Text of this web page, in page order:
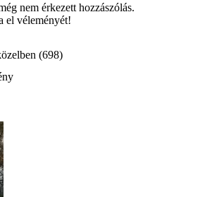
nem érkezett hozzászólás.
el véleményét!
(698)